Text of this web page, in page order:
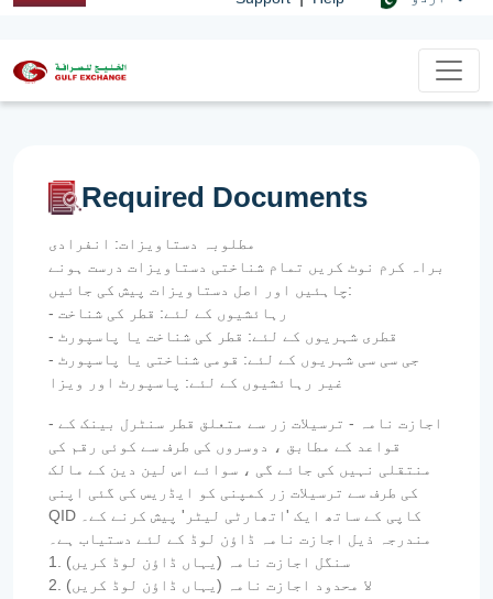
Required Documents
مطلوبہ دستاویزات: انفرادی
براہ کرم نوٹ کریں تمام شناختی دستاویزات درست ہونے
چاہئیں اور اصل دستاویزات پیش کی جائیں:
- رہائشیوں کے لئے: قطر کی شناخت
- قطری شہریوں کے لئے: قطر کی شناخت یا پاسپورٹ
- جی سی سی شہریوں کے لئے: قومی شناختی یا پاسپورٹ
غیر رہائشیوں کے لئے: پاسپورٹ اور ویزا
- اجازت نامہ - ترسیلات زر سے متعلق قطر سنٹرل بینک کے
قواعد کے مطابق ، دوسروں کی طرف سے کوئی رقم کی
منتقلی نہیں کی جائے گی ، سوائے اس لین دین کے مالک
کی طرف سے ترسیلات زر کمپنی کو ایڈریس کی گئی اپنی
QID کاپی کے ساتھ ایک 'اتھارٹی لیٹر' پیش کرنے کے۔
مندرجہ ذیل اجازت نامہ ڈاؤن لوڈ کے لئے دستیاب ہے۔
1. سنگل اجازت نامہ (یہاں ڈاؤن لوڈ کریں)
2. لا محدود اجازت نامہ (یہاں ڈاؤن لوڈ کریں)